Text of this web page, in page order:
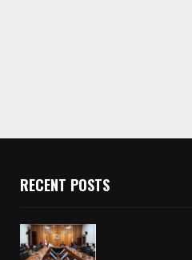
RECENT POSTS